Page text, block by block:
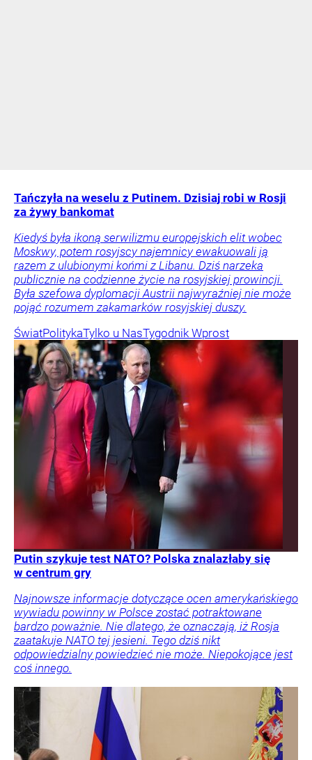
Tańczyła na weselu z Putinem. Dzisiaj robi w Rosji
za żywy bankomat
Kiedyś była ikoną serwilizmu europejskich elit wobec
Moskwy, potem rosyjscy najemnicy ewakuowali ją
razem z ulubionymi końmi z Libanu. Dziś narzeka
publicznie na codzienne życie na rosyjskiej prowincji.
Była szefowa dyplomacji Austrii najwyraźniej nie może
pojąć rozumem zakamarków rosyjskiej duszy.
ŚwiatPolitykaTylko u NasTygodnik Wprost
Putin szykuje test NATO? Polska znalazłaby się
w centrum gry
Najnowsze informacje dotyczące ocen amerykańskiego
wywiadu powinny w Polsce zostać potraktowane
bardzo poważnie. Nie dlatego, że oznaczają, iż Rosja
zaatakuje NATO tej jesieni. Tego dziś nikt
odpowiedzialny powiedzieć nie może. Niepokojące jest
coś innego.